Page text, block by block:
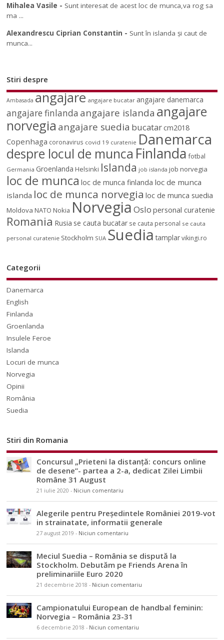
Mihalea Vasile - Sunt interesat de acest loc de munca,va rog sa
ma ...
Alexandrescu Ciprian Constantin - Sunt în islanda și caut de
munca...
Stiri despre
Ambasada angajare angajare bucatar angajare danemarca
angajare finlanda angajare islanda angajare
norvegia angajare suedia bucatarcm2018
Copenhaga coronavirus covid 19 curatenie Danemarca
despre locul de munca Finlanda fotbal
Germania Groenlanda Helsinki Islanda job islanda job norvegia
loc de munca loc de munca finlanda loc de munca
islanda loc de munca norvegia loc de munca suedia
Moldova NATO Nokia NorvegiaOslo personal curatenie
Romania Rusia se cauta bucatar se cauta personal se cauta
personal curatenie Stockholm SUA Suedia tamplar vikingi.ro
Categorii
Danemarca
English
Finlanda
Groenlanda
Insulele Feroe
Islanda
Locuri de munca
Norvegia
Opinii
România
Suedia
Stiri din Romania
Concursul „Prieteni la distanță: concurs online
de desene”- partea a 2-a, dedicat Zilei Limbii
Române 31 August
21 iulie 2020 - Niciun comentariu
Alegerile pentru Președintele României 2019-vot
in strainatate, informatii generale
27 august 2019 - Niciun comentariu
Meciul Suedia – România se dispută la
Stockholm. Debutăm pe Friends Arena în
preliminariile Euro 2020
21 decembrie 2018 - Niciun comentariu
Campionatului European de handbal feminin:
Norvegia – România 23-31
6 decembrie 2018 - Niciun comentariu